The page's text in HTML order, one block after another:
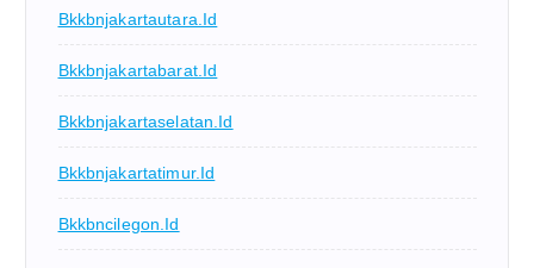
Bkkbnjakartautara.id
Bkkbnjakartabarat.id
Bkkbnjakartaselatan.id
Bkkbnjakartatimur.id
Bkkbncilegon.id